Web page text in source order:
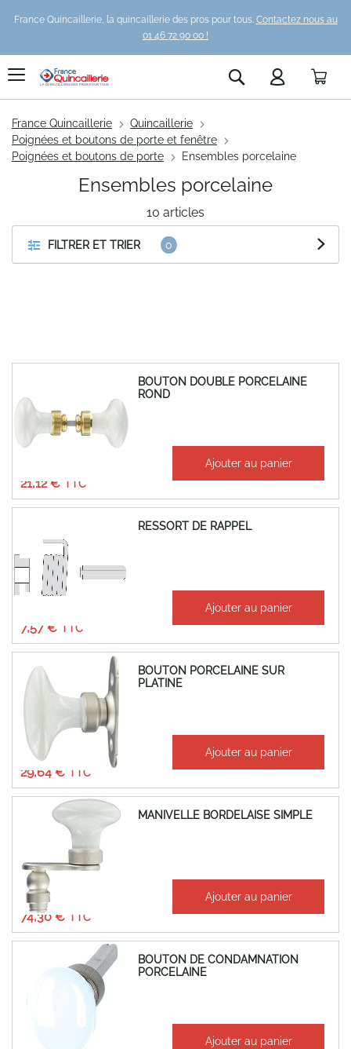
France Quincaillerie, la quincaillerie des pros pour tous. Contactez nous au
01 46 72 90 00 !
Rechercher
France Quincaillerie
Quincaillerie
Poignées et boutons de porte et fenêtre
Poignées et boutons de porte
Ensembles porcelaine
FILTRER ET TRIER
10 articles
Ensembles porcelaine
BOUTON DOUBLE PORCELAINE
ROND
21,12 €
Ajouter au panier
RESSORT DE RAPPEL
À partir de
7,57 €
Ajouter au panier
BOUTON PORCELAINE SUR
PLATINE
À partir de
29,64 €
24,70 € Ajouter au panier
MANIVELLE BORDELAISE SIMPLE
À partir de
74,30 €
61,92 € Ajouter au panier
BOUTON DE CONDAMNATION
PORCELAINE
Ajouter au panier